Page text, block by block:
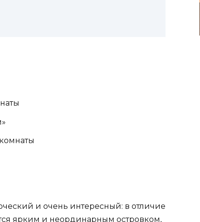
и очень интересный: в отличие
ярким и неординарным островком,